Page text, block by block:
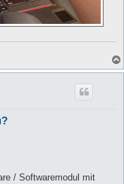
/ Softwaremodul mit